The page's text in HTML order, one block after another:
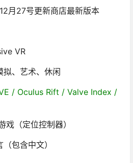
月27号更新商店最新版本
VR
拟、艺术、休闲
/ Oculus Rift / Valve Index /
戏（定位控制器）
包含中文）